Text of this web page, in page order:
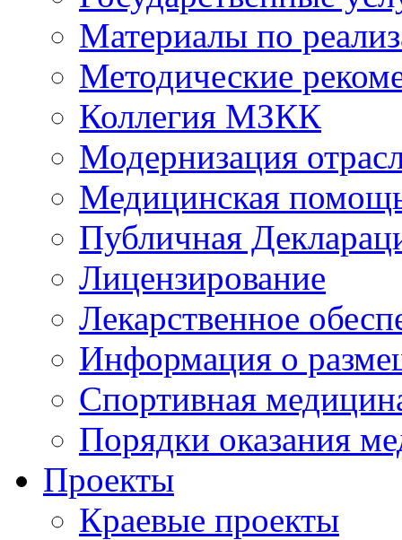
Материалы по
Методические
Коллегия МЗКК
Модернизация
Медицинская
Публичная
Лицензирование
Лекарственное
Информация о
Спортивная
Порядки оказания
Проекты
Краевые проекты